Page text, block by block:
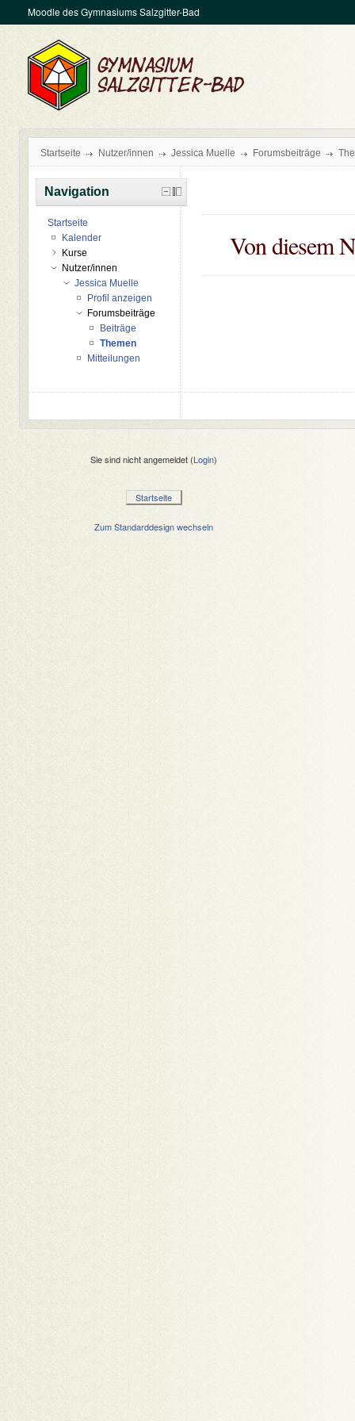
Moodle des Gymnasiums Salzgitter-Bad
Startseite Nutzer/innen Jessica Muelle Forumsbeiträge
Von diesem
Navigation
Startseite
Kalender
Kurse
Nutzer/innen
Jessica Muelle
Profil anzeigen
Forumsbeiträge
Beiträge
Themen
Mitteilungen
Sie sind nicht angemeldet (Login)
Startseite
Zum Standarddesign wechseln